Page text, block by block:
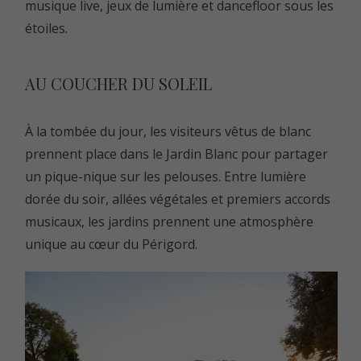
musique live, jeux de lumière et dancefloor sous les
étoiles.
AU COUCHER DU SOLEIL
À la tombée du jour, les visiteurs vêtus de blanc
prennent place dans le Jardin Blanc pour partager
un pique-nique sur les pelouses. Entre lumière
dorée du soir, allées végétales et premiers accords
musicaux, les jardins prennent une atmosphère
unique au cœur du Périgord.